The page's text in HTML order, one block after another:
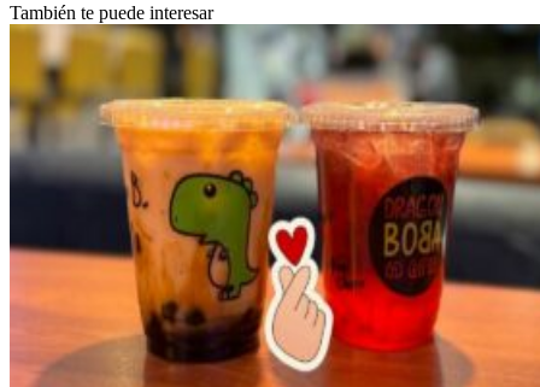
También te puede interesar